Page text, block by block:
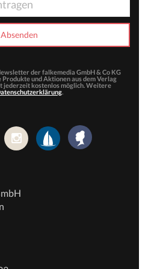
der falkemedia GmbH & Co KG
und Aktionen aus dem Verlag
jederzeit kostenlos möglich. Weitere
.